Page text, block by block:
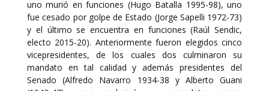
uno murió en funciones (Hugo Batalla 1995-98), uno
fue cesado por golpe de Estado (Jorge Sapelli 1972-73)
y el último se encuentra en funciones (Raúl Sendic,
electo 2015-20). Anteriormente fueron elegidos cinco
vicepresidentes, de los cuales dos culminaron su
mandato en tal calidad y además presidentes del
Senado (Alfredo Navarro 1934-38 y Alberto Guani